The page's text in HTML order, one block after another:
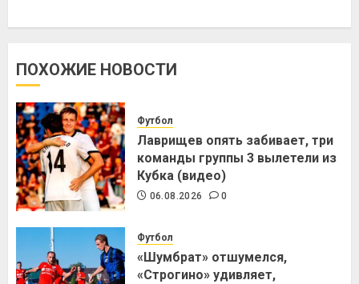
ПОХОЖИЕ НОВОСТИ
Футбол
Лаврищев опять забивает, три
команды группы 3 вылетели из
Кубка (видео)
06.08.2026 0
Футбол
«Шумбрат» отшумелся,
«Строгино» удивляет,